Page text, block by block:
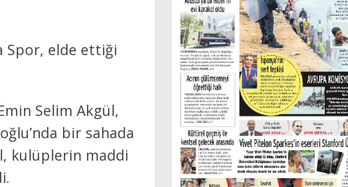
Spor, elde ettiği
Selim Akgül,
bir sahada
kulüplerin maddi